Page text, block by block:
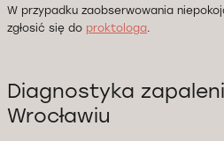
W przypadku zaobserwowania
zgłosić się do proktologa.
Diagnostyka
Wrocławiu